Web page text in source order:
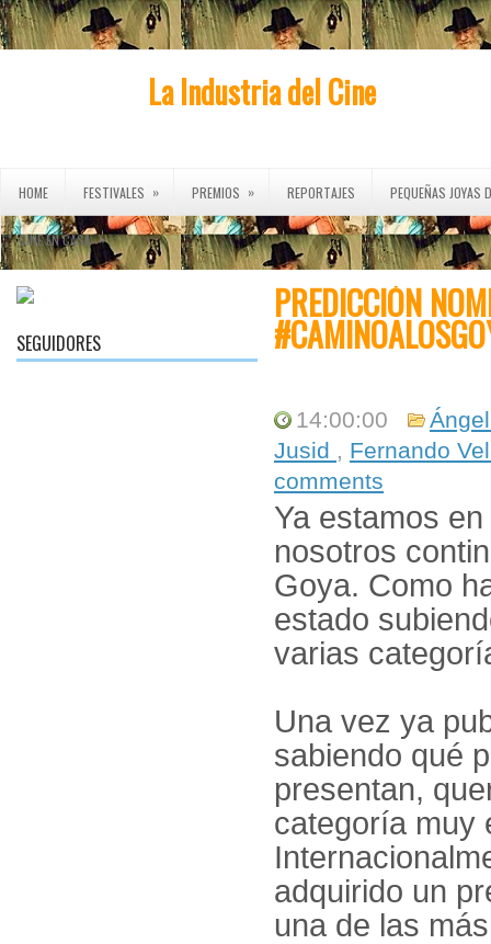
La Industria del Cine
HOME FESTIVALES » PREMIOS » REPORTAJES PEQUEÑAS JOYAS
CINE EN CASA »
SEGUIDORES
PREDICCIÓN
14:00:00
Jusid , Fernando
comments
Ya estamos
nosotros
Goya. Como
estado
varias
Una vez ya
sabiendo qué
presentan,
categoría muy
adquirido un
una de las